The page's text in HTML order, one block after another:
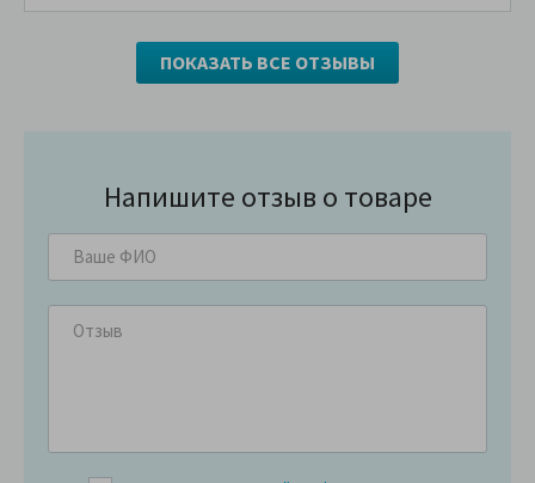
ПОКАЗАТЬ ВСЕ ОТЗЫВЫ
Напишите отзыв о товаре